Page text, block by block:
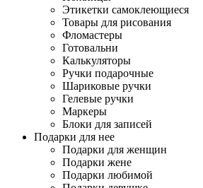
Этикетки самоклеющиеся
Товары для рисования
Фломастеры
Готовальни
Калькуляторы
Ручки подарочные
Шариковые ручки
Гелевые ручки
Маркеры
Блоки для записей
Подарки для нее
Подарки для женщин
Подарки жене
Подарки любимой